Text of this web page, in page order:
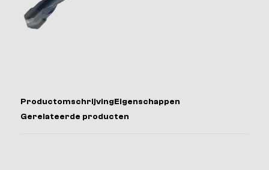
ProductomschrijvingEigenschappen
Gerelateerde producten